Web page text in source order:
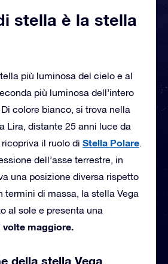
stella è la stella
più luminosa del cielo e al
più luminosa dell’intero
colore bianco, si trova nella
Lira, distante 25 anni luce da
il ruolo di Stella Polare.
dell’asse terrestre, in
una posizione diversa rispetto
termini di massa, la stella Vega
al sole e presenta una
volte maggiore.
della stella Vega